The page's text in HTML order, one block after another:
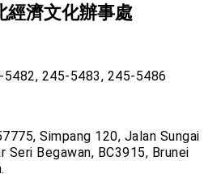
經濟文化辦事處
245-5483, 245-5486
Simpang 120, Jalan Sungai
Seri Begawan, BC3915, Brunei